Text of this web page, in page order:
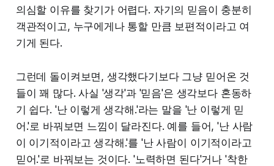
의심할 이유를 찾기가 어렵다. 자기의 믿음이 충분히
객관적이고, 누구에게나 통할 만큼 보편적이라고 여
기게 된다.
그런데 돌이켜보면, 생각했다기보다 그냥 믿어온 것
들이 꽤 많다. 사실 '생각'과 '믿음'은 생각보다 혼동하
기 쉽다. '난 이렇게 생각해.'라는 말을 '난 이렇게 믿
어.'로 바꿔보면 느낌이 달라진다. 예를 들어, '난 사람
이 이기적이라고 생각해.'를 '난 사람이 이기적이라고
믿어.'로 바꿔보는 것이다. '노력하면 된다'거나 '착한